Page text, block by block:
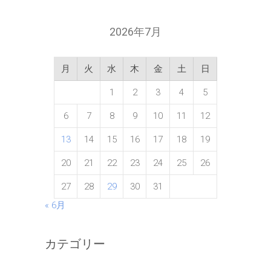
2026年7月
月 火 水 木 金 土 日
1 2 3 4 5
6 7 8 9 10 11 12
13 14 15 16 17 18 19
20 21 22 23 24 25 26
27 28 29 30
31
« 6月
カテゴリー